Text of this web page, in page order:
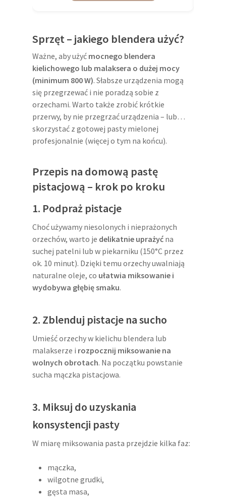
Sprzęt – jakiego blendera użyć?
Ważne, aby użyć mocnego blendera
kielichowego lub malaksera o dużej mocy
(minimum 800 W). Słabsze urządzenia mogą
się przegrzewać i nie poradzą sobie z
orzechami. Warto także zrobić krótkie
przerwy, by nie przegrzać urządzenia – lub…
skorzystać z gotowej pasty mielonej
profesjonalnie (więcej o tym na końcu).
Przepis na domową pastę
pistacjową – krok po kroku
1. Podpraż pistacje
Choć używamy niesolonych i nieprażonych
orzechów, warto je delikatnie uprażyć na
suchej patelni lub w piekarniku (150°C przez
ok. 10 minut). Dzięki temu orzechy uwalniają
naturalne oleje, co ułatwia miksowanie i
wydobywa głębię smaku.
2. Zblenduj pistacje na sucho
Umieść orzechy w kielichu blendera lub
malakserze i rozpocznij miksowanie na
wolnych obrotach. Na początku powstanie
sucha mączka pistacjowa.
3. Miksuj do uzyskania
konsystencji pasty
W miarę miksowania pasta przejdzie kilka faz:
mączka,
wilgotne grudki,
gęsta masa,